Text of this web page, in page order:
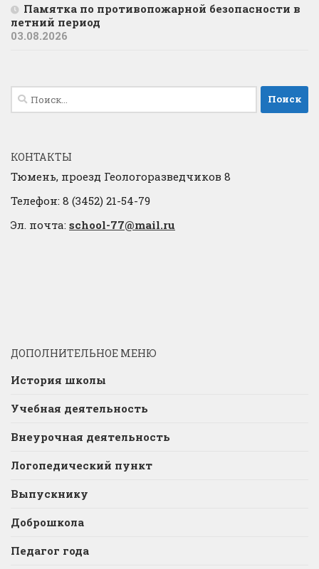
Памятка по противопожарной безопасности в
летний период
03.08.2026
Найти:
КОНТАКТЫ
Тюмень, проезд Геологоразведчиков 8
Телефон: 8 (3452) 21-54-79
Эл. почта: school-77@mail.ru
ДОПОЛНИТЕЛЬНОЕ МЕНЮ
История школы
Учебная деятельность
Внеурочная деятельность
Логопедический пункт
Выпускнику
Доброшкола
Педагог года